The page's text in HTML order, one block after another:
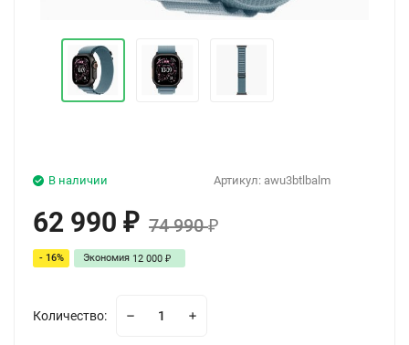
Артикул: awu3btlbalm
В наличии
62 990 ₽ 74 990₽
- 16% Экономия 12 000 ₽
Количество: